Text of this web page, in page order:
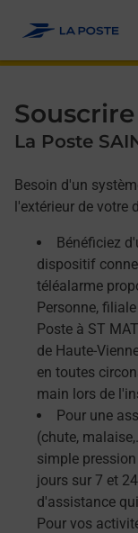
La Poste
Besoin d'un
l'extérieur de votre
Bénéficiez
dispositif
téléalarme
Personne,
Poste à ST
de Haute-
en toutes
main lors de
Pour une
(chute,
simple
jours sur 7 et
d'assistance
Pour vos